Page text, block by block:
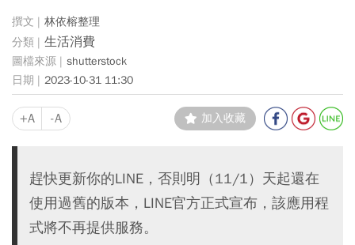
林依榕整理
生活消費
shutterstock
2023-10-31 11:30
+A -A 加入收藏
趕快更新你的LINE，否則明（11/1）天起還在
使用過舊的版本，LINE官方正式宣布，該應用程
式將不再提供服務。